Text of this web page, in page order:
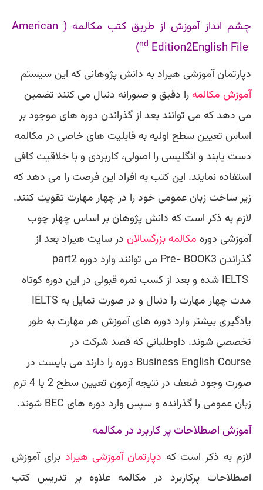
چشم انداز آموزش از طریق کتب مکالمه ( American
English File
2
nd Edition
)
دپارتمان آموزشی هیراد به دانش پژوهانی که این سیستم
آموزش مکالمه را دقیق و صبورانه دنبال می کنند تضمین
می دهد که می توانند بعد از گذراندن دوره های موجود بر
اساس تعیین سطح اولیه به قابلیت های خاصی در مکالمه
دست یابند و انگلیسی را اصولی، کاربردی و با خلاقیت کافی
استفاده نمایند. این کتب به افراد این فرصت را می دهد که
زیر ساخت زبان عمومی خود را در چهار مهارت تقویت کنند.
لازم به ذکر است که دانش پژوهان بر اساس چهار چوب
آموزشی دوره مکالمه بزرگسالان در سایت هیراد بعد از
گذراندن BOOK3
part2 می توانند وارد دوره Pre-
IELTS شده و بعد از کسب نمره قبولی در این دوره کوتاه
مدت چهار مهارت
IELTS را دنبال و در صورت تمایل به
یادگیری بیشتر وارد دوره های آموزش هر مهارت به طور
تخصصی شوند. داوطلبانی که قصد شرکت در
دوره Business English Course
را دارند می بایست در
صورت وجود ضعف در نتیجه آزمون تعیین سطح 2 یا 4 ترم
زبان عمومی را گذرانده و سپس وارد دوره های BEC شوند.
آموزش اصطلاحات پر کاربرد در مکالمه
لازم به ذکر است که دپارتمان آموزشی هیراد برای آموزش
اصطلاحات پرکاربرد در مکالمه علاوه بر تدریس کتب